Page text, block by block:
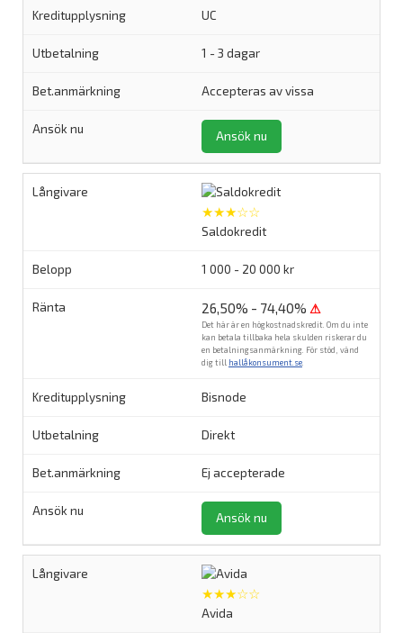
UC
1 - 3 dagar
Accepteras av vissa
Ansök nu
★★★☆☆
Saldokredit
1 000 - 20 000 kr
26,50% - 74,40% ⚠
Det här är en högkostnadskredit. Om du inte
kan betala tillbaka hela skulden riskerar du
en betalningsanmärkning. För stöd, vänd
dig till hallåkonsument.se
Bisnode
Direkt
Ej accepterade
Ansök nu
★★★☆☆
Avida